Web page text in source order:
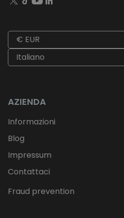
€ EUR
Italiano
AZIENDA
Informazioni
Blog
Impressum
Contattaci
Fraud prevention